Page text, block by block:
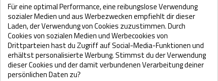
Hello there, Care to show
us some ID?
Für eine optimal Performance, eine reibungslose Verwendung
sozialer Medien und aus Werbezwecken empfiehlt dir dieser
Laden, der Verwendung von Cookies zuzustimmen. Durch
Cookies von sozialen Medien und Werbecookies von
Drittparteien hast du Zugriff auf Social-Media-Funktionen und
erhältst personalisierte Werbung. Stimmst du der Verwendung
dieser Cookies und der damit verbundenen Verarbeitung deiner
persönlichen Daten zu?